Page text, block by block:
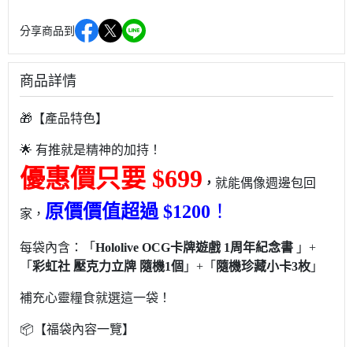
分享商品到
商品詳情
🎁【產品特色】
🌟 有推就是精神的加持！
優惠價只要 $699 ， 就能偶像週邊包回
家， 原價價值超過 $1200 ！
每袋內含：「 Hololive OCG卡牌遊戲 1周年紀念書 」+
「 彩虹社 壓克力立牌 隨機1個 」 +「 隨機珍藏小卡3枚 」
補充心靈糧食就選這一袋！
📦【福袋內容一覽】